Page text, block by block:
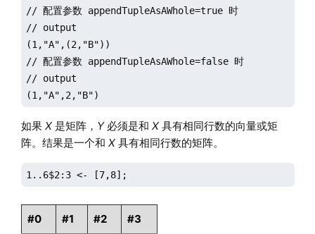
// 配置参数 appendTupleAsAWhole=true 时
// output
(1,"A",(2,"B"))
// 配置参数 appendTupleAsAWhole=false 时
// output
(1,"A",2,"B")
如果 X是矩阵， Y必须是和 X具有相同行数的向量或矩
阵。结果是一个和 X具有相同行数的矩阵。
1..6$2:3 <- [7,8];
#0 #1 #2 #3